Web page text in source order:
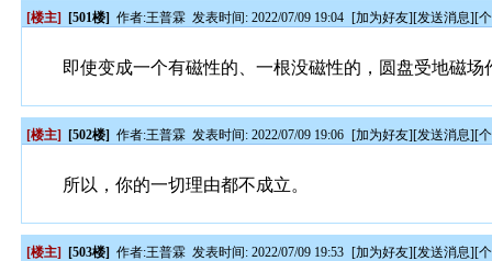
[楼主] [501楼] 作者:王普霖 发表时间: 2022/07/09 19:04 [加为好友][发送消息][
即使变成一个有磁性的、一根没磁性的，圆盘受地磁
[楼主] [502楼] 作者:王普霖 发表时间: 2022/07/09 19:06 [加为好友][发送消息][
所以，你的一切理由都不成立。
[楼主] [503楼] 作者:王普霖 发表时间: 2022/07/09 19:53 [加为好友][发送消息][